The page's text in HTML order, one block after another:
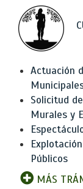
Actuación
Solicitud
Murales y
Públicos
MÁS